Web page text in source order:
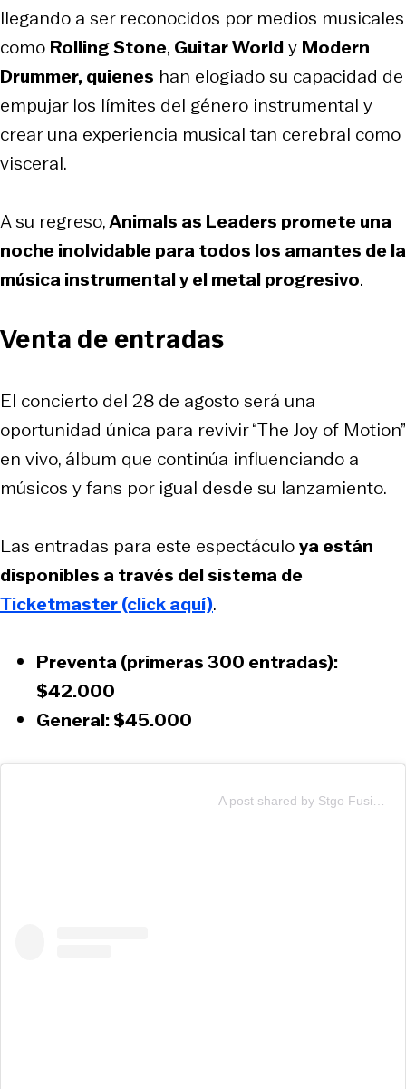
llegando a ser reconocidos por medios musicales
como Rolling Stone, Guitar Worldy Modern
Drummer, quienes han elogiado su capacidad de
empujar los límites del género instrumental y
crear una experiencia musical tan cerebral como
visceral.
A su regreso,Animals as Leaders promete una
noche inolvidable para todos los amantes de la
música instrumental y el metal progresivo.
Venta de entradas
El concierto del 28 de agosto será una
oportunidad única para revivir “The Joy of Motion”
en vivo, álbum que continúa influenciando a
músicos y fans por igual desde su lanzamiento.
Las entradas para este espectáculoya están
disponibles a través del sistema de
Ticketmaster (click aquí).
Preventa (primeras 300 entradas):
$42.000
General:$45.000